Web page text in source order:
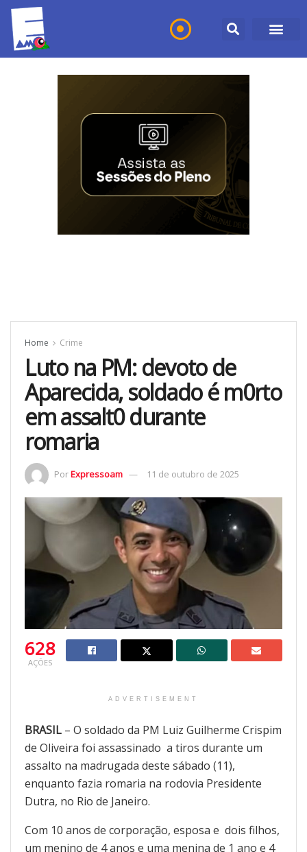
Home Crime
Luto na PM: devoto de
Aparecida, soldado é m0rto
em assalt0 durante
romaria
PorExpressoam 11 de outubro de 2025
628
AÇÕES
ADVERTISEMENT
BRASIL – O soldado da PM Luiz Guilherme Crispim
de Oliveira foi assassinado a tiros durante um
assalto na madrugada deste sábado (11),
enquanto fazia romaria na rodovia Presidente
Dutra, no Rio de Janeiro.
Com 10 anos de corporação, esposa e dois filhos,
um menino de 4 anos e uma menina de 1 ano e 4